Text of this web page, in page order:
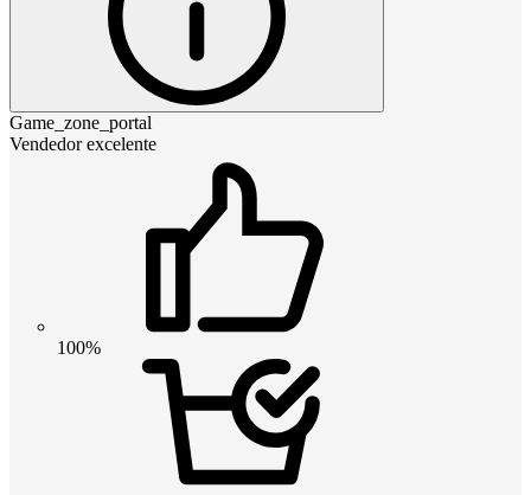
Game_zone_portal
Vendedor excelente
100%